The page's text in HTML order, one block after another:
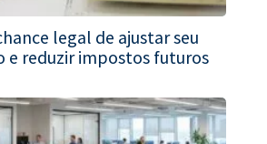
legal de ajustar seu
e reduzir impostos futuros